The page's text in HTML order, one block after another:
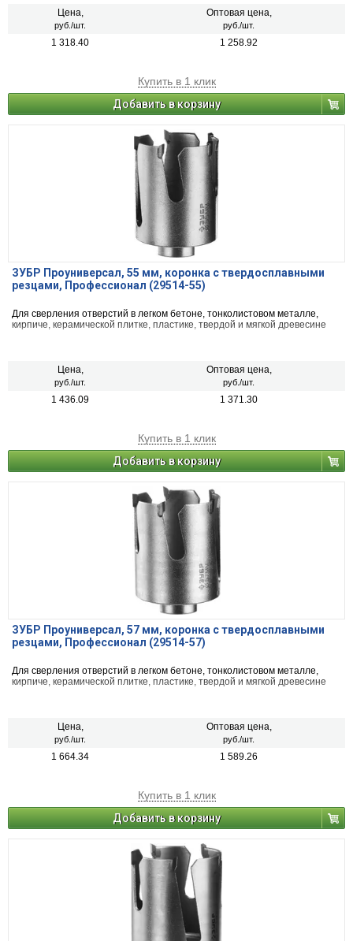
Цена,
руб./шт.
Оптовая цена,
руб./шт.
1 318.40 1 258.92
Купить в 1 клик
Добавить в корзину
ЗУБР Проуниверсал, 55 мм, коронка с твердосплавными
резцами, Профессионал (29514-55)
Для сверления отверстий в легком бетоне, тонколистовом металле,
кирпиче, керамической плитке, пластике, твердой и мягкой древесине
Цена,
руб./шт.
Оптовая цена,
руб./шт.
1 436.09 1 371.30
Купить в 1 клик
Добавить в корзину
ЗУБР Проуниверсал, 57 мм, коронка с твердосплавными
резцами, Профессионал (29514-57)
Для сверления отверстий в легком бетоне, тонколистовом металле,
кирпиче, керамической плитке, пластике, твердой и мягкой древесине
Цена,
руб./шт.
Оптовая цена,
руб./шт.
1 664.34 1 589.26
Купить в 1 клик
Добавить в корзину